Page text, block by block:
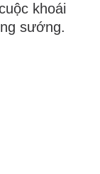
khoái
sướng.